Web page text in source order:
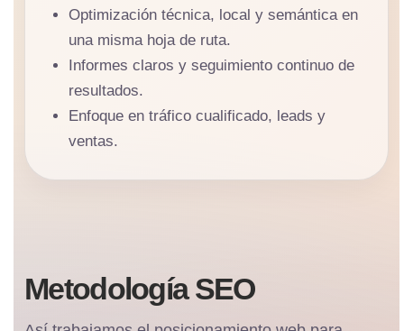
Optimización técnica, local y semántica en
una misma hoja de ruta.
Informes claros y seguimiento continuo de
resultados.
Enfoque en tráfico cualificado, leads y
ventas.
Metodología SEO